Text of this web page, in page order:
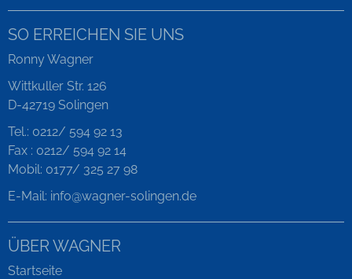
SO ERREICHEN SIE UNS
Ronny Wagner
Wittkuller Str. 126
D-42719 Solingen
Tel.: 0212/ 594 92 13
Fax : 0212/ 594 92 14
Mobil: 0177/ 325 27 98
E-Mail: info@wagner-solingen.de
ÜBER WAGNER
Startseite